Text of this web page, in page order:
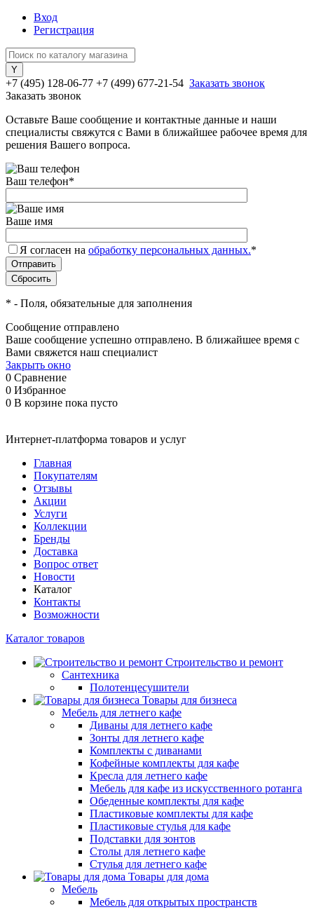
Вход
Регистрация
+7 (495) 128-06-77 +7 (499) 677-21-54 Заказать звонок
Заказать звонок
Оставьте Ваше сообщение и контактные данные и наши
специалисты свяжутся с Вами в ближайшее рабочее время для
решения Вашего вопроса.
Ваш телефон*
Ваше имя
Я согласен на обработку персональных данных.*
* - Поля, обязательные для заполнения
Сообщение отправлено
Ваше сообщение успешно отправлено. В ближайшее время с
Вами свяжется наш специалист
Закрыть окно
0 Сравнение
0 Избранное
0 В корзине пока пусто
Интернет-платформа товаров и услуг
Главная
Покупателям
Отзывы
Акции
Услуги
Коллекции
Бренды
Доставка
Вопрос ответ
Новости
Каталог
Контакты
Возможности
Каталог товаров
Строительство и ремонт
Сантехника
Полотенцесушители
Товары для бизнеса
Мебель для летнего кафе
Диваны для летнего кафе
Зонты для летнего кафе
Комплекты с диванами
Кофейные комплекты для кафе
Кресла для летнего кафе
Мебель для кафе из искусственного ротанга
Обеденные комплекты для кафе
Пластиковые комплекты для кафе
Пластиковые стулья для кафе
Подставки для зонтов
Столы для летнего кафе
Стулья для летнего кафе
Товары для дома
Мебель
Мебель для открытых пространств